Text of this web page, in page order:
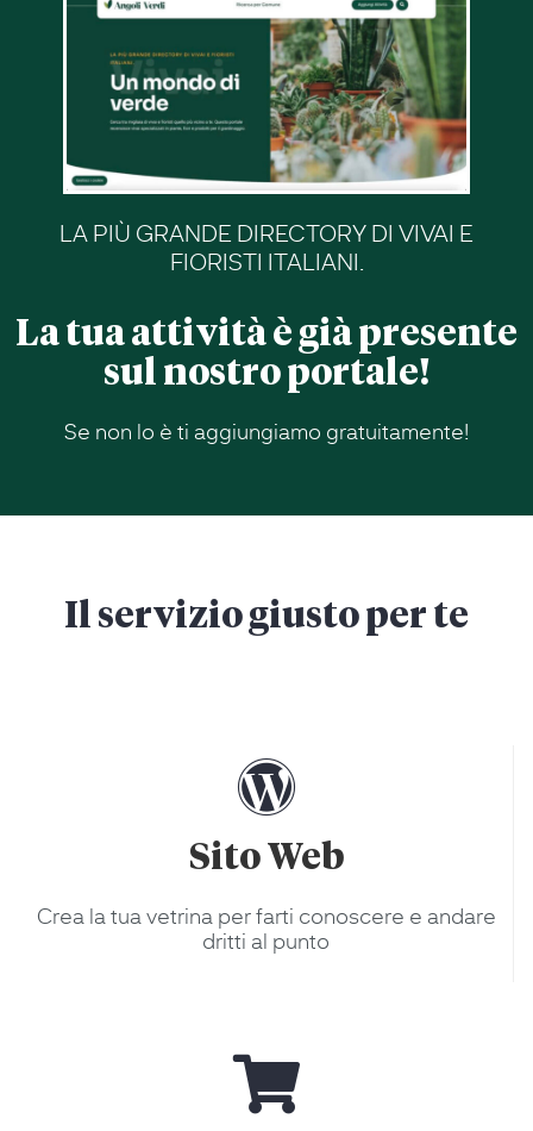
LA PIÙ GRANDE DIRECTORY DI VIVAI E
FIORISTI ITALIANI.
La tua attività è già presente
sul nostro portale!
Se non lo è ti aggiungiamo gratuitamente!
Il servizio giusto per te
Sito Web
Crea la tua vetrina per farti conoscere e andare
dritti al punto